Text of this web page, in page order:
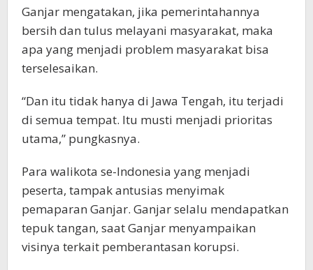
Ganjar mengatakan, jika pemerintahannya
bersih dan tulus melayani masyarakat, maka
apa yang menjadi problem masyarakat bisa
terselesaikan.
“Dan itu tidak hanya di Jawa Tengah, itu terjadi
di semua tempat. Itu musti menjadi prioritas
utama,” pungkasnya.
Para walikota se-Indonesia yang menjadi
peserta, tampak antusias menyimak
pemaparan Ganjar. Ganjar selalu mendapatkan
tepuk tangan, saat Ganjar menyampaikan
visinya terkait pemberantasan korupsi.